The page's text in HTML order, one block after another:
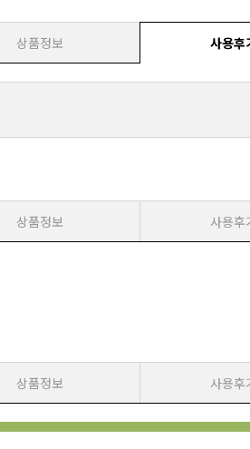
상품정보 사용후
상품정보 사용후
상품정보 사용후